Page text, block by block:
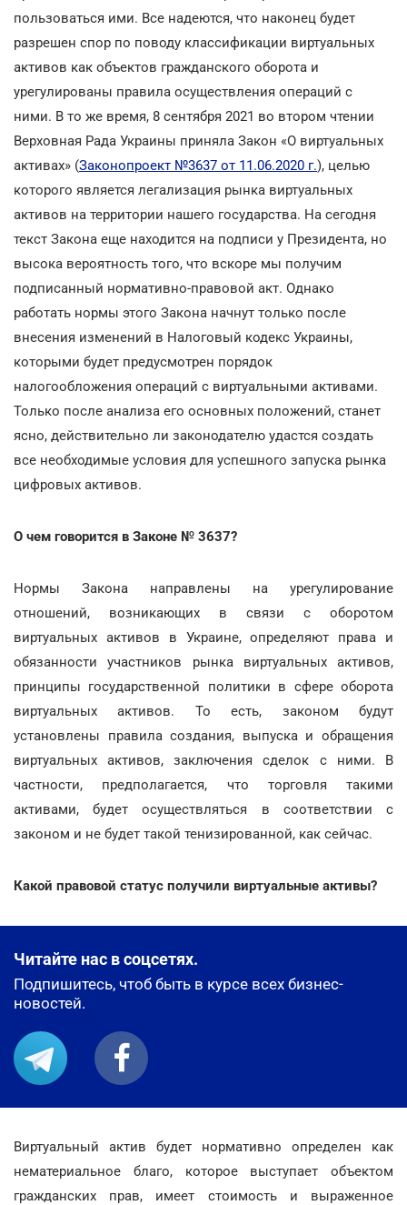
пользоваться ими. Все надеются, что наконец будет
разрешен спор по поводу классификации виртуальных
активов как объектов гражданского оборота и
урегулированы правила осуществления операций с
ними. В то же время, 8 сентября 2021 во втором чтении
Верховная Рада Украины приняла Закон «О виртуальных
активах» (Законопроект №3637 от 11.06.2020 г.), целью
которого является легализация рынка виртуальных
активов на территории нашего государства. На сегодня
текст Закона еще находится на подписи у Президента, но
высока вероятность того, что вскоре мы получим
подписанный нормативно-правовой акт. Однако
работать нормы этого Закона начнут только после
внесения изменений в Налоговый кодекс Украины,
которыми будет предусмотрен порядок
налогообложения операций с виртуальными активами.
Только после анализа его основных положений, станет
ясно, действительно ли законодателю удастся создать
все необходимые условия для успешного запуска рынка
цифровых активов.
О чем говорится в Законе № 3637?
Нормы Закона направлены на урегулирование
отношений, возникающих в связи с оборотом
виртуальных активов в Украине, определяют права и
обязанности участников рынка виртуальных активов,
принципы государственной политики в сфере оборота
виртуальных активов. То есть, законом будут
установлены правила создания, выпуска и обращения
виртуальных активов, заключения сделок с ними. В
частности, предполагается, что торговля такими
активами, будет осуществляться в соответствии с
законом и не будет такой тенизированной, как сейчас.
Какой правовой статус получили виртуальные активы?
Читайте нас в соцсетях.
Подпишитесь, чтоб быть в курсе всех бизнес-
новостей.
Виртуальный актив будет нормативно определен как
нематериальное благо, которое выступает объектом
гражданских прав, имеет стоимость и выраженное